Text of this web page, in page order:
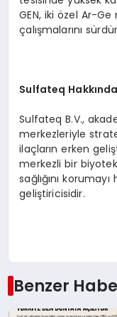
GEN, iki özel Ar-
çalışmalarını
Sulfateq Hakkında
Sulfateq B.V.,
merkezleriyle
ilaçların erken
merkezli bir
sağlığını korumayı
geliştiricisidir.
Benzer